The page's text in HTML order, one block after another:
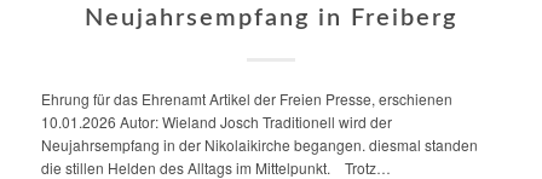
Neujahrsempfang in Freiberg
Ehrung für das Ehrenamt Artikel der Freien Presse, erschienen
10.01.2026 Autor: Wieland Josch Traditionell wird der
Neujahrsempfang in der Nikolaikirche begangen. diesmal standen
die stillen Helden des Alltags im Mittelpunkt. Trotz…